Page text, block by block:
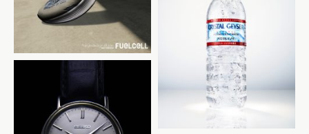
CRYSTAL GEYSER